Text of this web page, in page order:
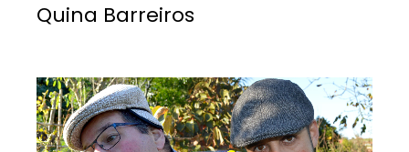
Quina Barreiros